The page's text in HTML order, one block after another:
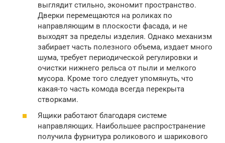
выглядит стильно, экономит пространство.
Дверки перемещаются на роликах по
направляющим в плоскости фасада, и не
выходят за пределы изделия. Однако механизм
забирает часть полезного объема, издает много
шума, требует периодической регулировки и
очистки нижнего рельса от пыли и мелкого
мусора. Кроме того следует упомянуть, что
какая-то часть комода всегда перекрыта
створками.
Ящики работают благодаря системе
направляющих. Наибольшее распространение
получила фурнитура роликового и шарикового